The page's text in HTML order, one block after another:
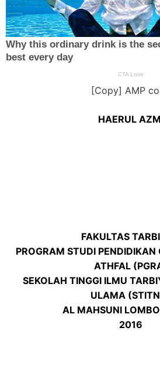
[Copy] AMP
HAERUL
FAKULTAS
PROGRAM STUDI
ATHFAL
SEKOLAH TINGGI ILMU
ULAMA
AL MAHSUNI
2016